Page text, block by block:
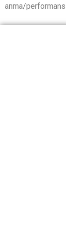
anma/